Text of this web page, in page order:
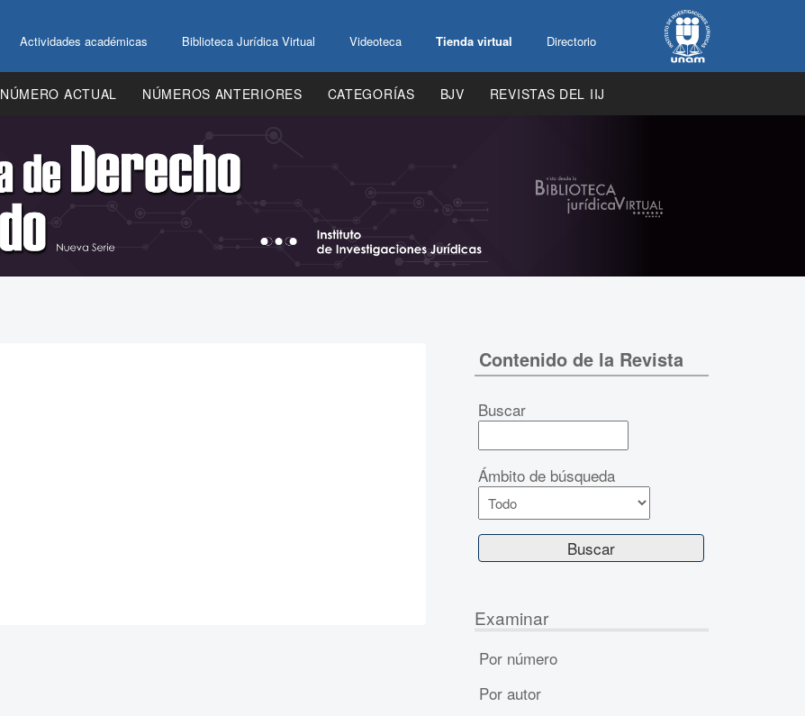
Actividades académicas Biblioteca Jurídica Virtual Videoteca Tienda virtual Directorio
NÚMERO ACTUAL NÚMEROS ANTERIORES CATEGORÍAS BJV REVISTAS DEL IIJ
Contenido de la Revista
Buscar
Ámbito de búsqueda
Examinar
Por número
Por autor